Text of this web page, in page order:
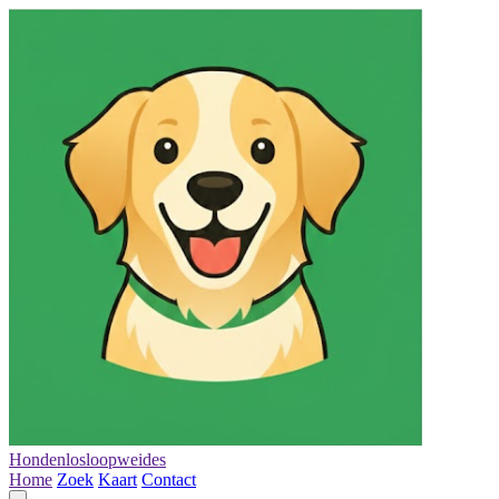
Hondenlosloopweides
Home Zoek Kaart Contact